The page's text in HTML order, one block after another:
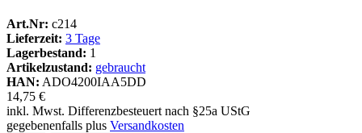
Art.Nr: c214
Lieferzeit: 3 Tage
Lagerbestand: 1
Artikelzustand: gebraucht
HAN: ADO4200IAA5DD
14,75 €
inkl. Mwst. Differenzbesteuert nach §25a UStG
gegebenenfalls plus Versandkosten